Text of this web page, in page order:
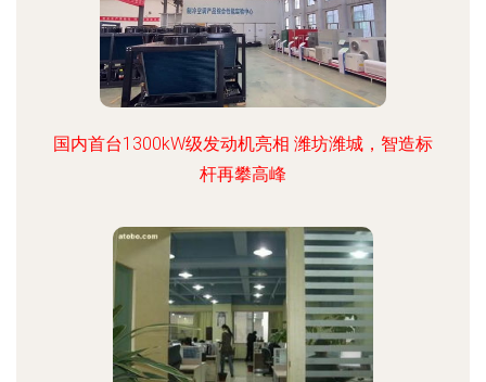
国内首台1300kW级发动机亮相 潍坊潍城，智造标
杆再攀高峰